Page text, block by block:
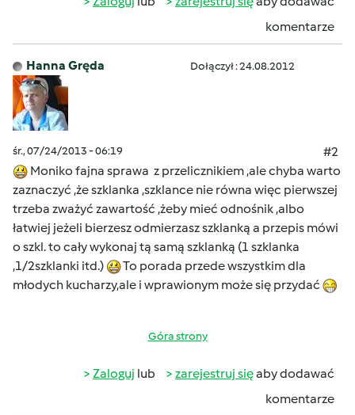
komentarze
Hanna Gręda Dołączył : 24.08.2012
śr., 07/24/2013 - 06:19
#2
Moniko fajna sprawa z przelicznikiem ,ale chyba warto
zaznaczyć ,że szklanka ,szklance nie równa więc pierwszej
trzeba zważyć zawartość ,żeby mieć odnośnik ,albo
łatwiej jeżeli bierzesz odmierzasz szklanką a przepis mówi
o szkl. to cały wykonaj tą samą szklanką (1 szklanka
,1/2szklanki itd.)
To porada przede wszystkim dla
młodych kucharzy,ale i wprawionym może się przydać
Góra strony
Zaloguj lub zarejestruj sięaby dodawać
komentarze